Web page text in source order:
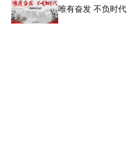
唯有奋发 不负时代